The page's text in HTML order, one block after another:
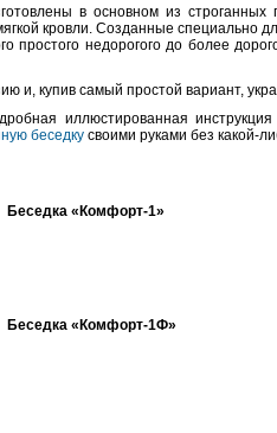
в основном из строганных
кровли. Созданные специально
простого недорогого до более
и, купив самый простой вариант,
иллюстированная
беседку своими руками без какой-
Беседка «Комфорт-1»
Беседка «Комфорт-1Ф»